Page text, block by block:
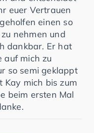
euer Vertrauen
einen so
nehmen und
dankbar. Er hat
auf mich zu
so semi geklappt
Kay mich bis zum
beim ersten Mal